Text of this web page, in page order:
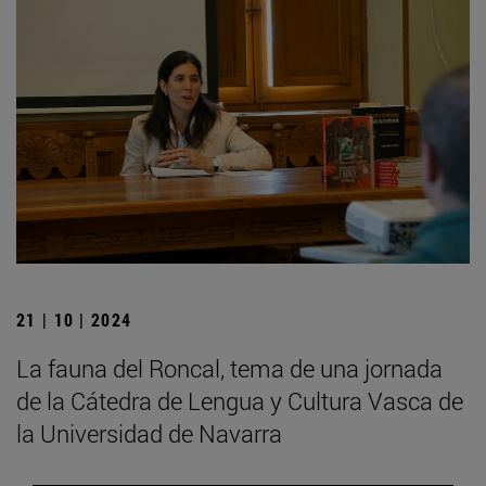
21 | 10 | 2024
La fauna del Roncal, tema de una jornada
de la Cátedra de Lengua y Cultura Vasca de
la Universidad de Navarra